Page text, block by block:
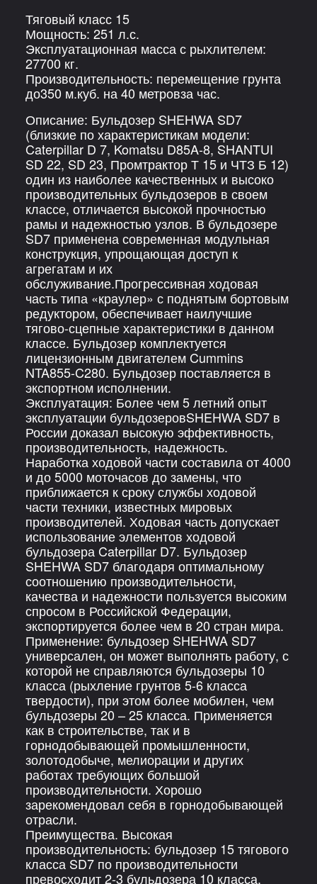
Тяговый класс 15
Мощность: 251 л.с.
Эксплуатационная масса с рыхлителем:
27700 кг.
Производительность: перемещение грунта
до350 м.куб. на 40 метровза час.
Описание: Бульдозер SHEHWA SD7
(близкие по характеристикам модели:
Caterpillar D 7, Komatsu D85A-8, SHANTUI
SD 22, SD 23, Промтрактор Т 15 и ЧТЗ Б 12)
один из наиболее качественных и высоко
производительных бульдозеров в своем
классе, отличается высокой прочностью
рамы и надежностью узлов. В бульдозере
SD7 применена современная модульная
конструкция, упрощающая доступ к
агрегатам и их
обслуживание.Прогрессивная ходовая
часть типа «краулер» с поднятым бортовым
редуктором, обеспечивает наилучшие
тягово-сцепные характеристики в данном
классе. Бульдозер комплектуется
лицензионным двигателем Cummins
NTA855-C280. Бульдозер поставляется в
экспортном исполнении.
Эксплуатация: Более чем 5 летний опыт
эксплуатации бульдозеровSHEHWA SD7 в
России доказал высокую эффективность,
производительность, надежность.
Наработка ходовой части составила от 4000
и до 5000 моточасов до замены, что
приближается к сроку службы ходовой
части техники, известных мировых
производителей. Ходовая часть допускает
использование элементов ходовой
бульдозера Caterpillar D7. Бульдозер
SHEHWA SD7 благодаря оптимальному
соотношению производительности,
качества и надежности пользуется высоким
спросом в Российской Федерации,
экспортируется более чем в 20 стран мира.
Применение: бульдозер SHEHWA SD7
универсален, он может выполнять работу, с
которой не справляются бульдозеры 10
класса (рыхление грунтов 5-6 класса
твердости), при этом более мобилен, чем
бульдозеры 20 – 25 класса. Применяется
как в строительстве, так и в
горнодобывающей промышленности,
золотодобыче, мелиорации и других
работах требующих большой
производительности. Хорошо
зарекомендовал себя в горнодобывающей
отрасли.
Преимущества. Высокая
производительность: бульдозер 15 тягового
класса SD7 по производительности
превосходит 2-3 бульдозера 10 класса,